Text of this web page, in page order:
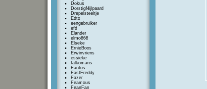
Dokus
DorstigNijlpaard
Drepelsteeltje
Edto
eengebruiker
efd
Elander
elmo666
Elseke
ErnieBoos
Erwinvriens
essieke
falkomans
Fantus
FastFreddy
Fazer
Feamous
FeanFan